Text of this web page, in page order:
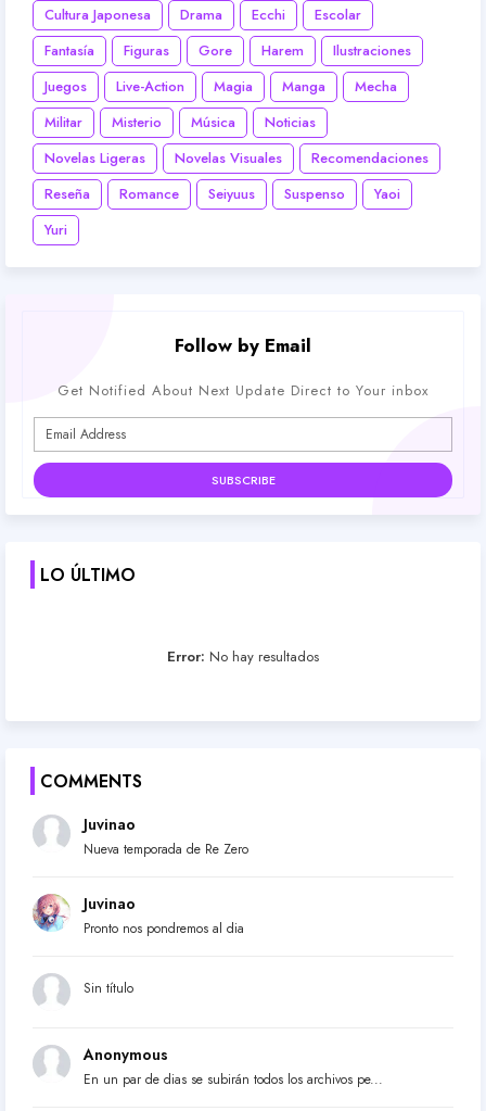
Cultura Japonesa Drama Ecchi
Escolar
Fantasía
Figuras Gore Harem
Ilustraciones
Juegos
Live-Action Magia Manga
Mecha
Militar
Misterio Música
Noticias
Novelas Ligeras
Novelas Visuales
Recomendaciones
Reseña
Romance Seiyuus Suspenso
Yaoi
Yuri
Follow by Email
Get Notified About Next Update Direct to Your inbox
LO ÚLTIMO
Error: No hay resultados
COMMENTS
Juvinao
Nueva temporada de Re Zero
Juvinao
Pronto nos pondremos al dia
Sin título
Anonymous
En un par de dias se subirán todos los archivos pe...